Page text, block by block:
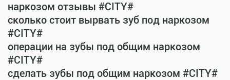
наркозом отзывы #CITY#
сколько стоит вырвать зуб под наркозом
#CITY#
операции на зубы под общим наркозом
#CITY#
сделать зубы под общим наркозом #CITY#